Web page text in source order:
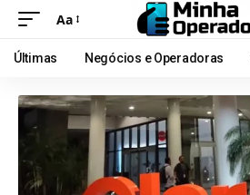
Aa
Últimas Negócios e Operadoras